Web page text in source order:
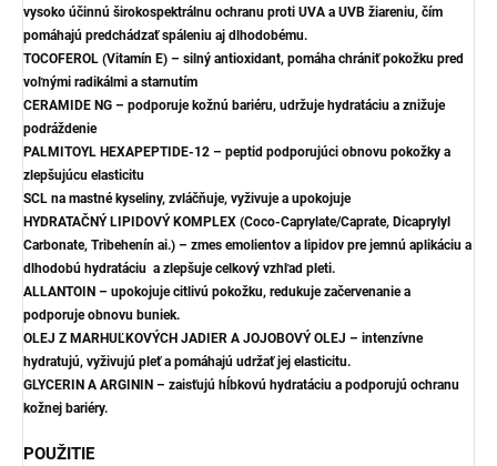
vysoko účinnú širokospektrálnu ochranu proti UVA a UVB žiareniu, čím
pomáhajú predchádzať spáleniu aj dlhodobému.
TOCOFEROL (Vitamín E) – silný antioxidant, pomáha chrániť pokožku pred
voľnými radikálmi a starnutím
CERAMIDE NG – podporuje kožnú bariéru, udržuje hydratáciu a znižuje
podráždenie
PALMITOYL HEXAPEPTIDE-12 – peptid podporujúci obnovu pokožky a
zlepšujúcu elasticitu
SCL na mastné kyseliny, zvláčňuje, vyživuje a upokojuje
HYDRATAČNÝ LIPIDOVÝ KOMPLEX (Coco-Caprylate/Caprate, Dicaprylyl
Carbonate, Tribehenín ai.) – zmes emolientov a lipidov pre jemnú aplikáciu a
dlhodobú hydratáciu a zlepšuje celkový vzhľad pleti.
ALLANTOIN – upokojuje citlivú pokožku, redukuje začervenanie a
podporuje obnovu buniek.
OLEJ Z MARHUĽKOVÝCH JADIER A JOJOBOVÝ OLEJ – intenzívne
hydratujú, vyživujú pleť a pomáhajú udržať jej elasticitu.
GLYCERIN A ARGININ – zaisťujú hĺbkovú hydratáciu a podporujú ochranu
kožnej bariéry.
POUŽITIE